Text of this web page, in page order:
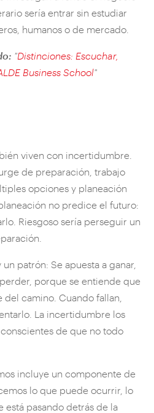
sería entrar sin estudiar
humanos o de mercado.
"Distinciones: Escuchar,
Business School"
viven con incertidumbre.
de preparación, trabajo
opciones y planeación
no predice el futuro:
Riesgoso sería perseguir un
patrón: Se apuesta a ganar,
porque se entiende que
camino. Cuando fallan,
La incertidumbre los
de que no todo
incluye un componente de
lo que puede ocurrir, lo
está pasando detrás de la